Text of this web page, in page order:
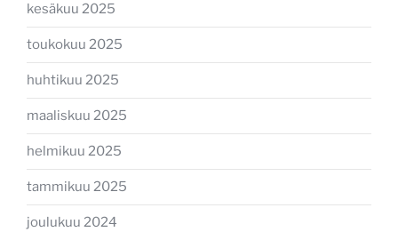
kesäkuu 2025
toukokuu 2025
huhtikuu 2025
maaliskuu 2025
helmikuu 2025
tammikuu 2025
joulukuu 2024